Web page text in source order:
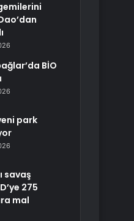
BİO
park
savaş
275
mal